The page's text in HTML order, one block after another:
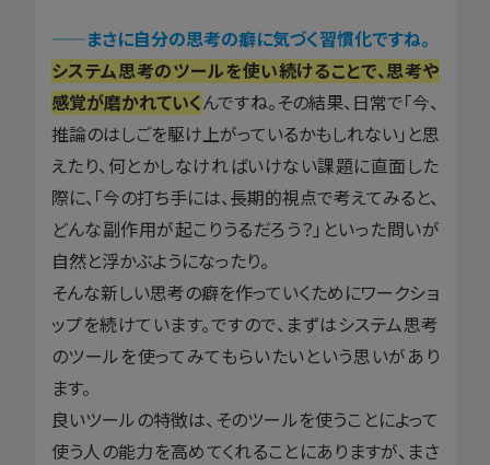
——まさに自分の思考の癖に気づく習慣化ですね。
システム思考のツールを使い続けることで、思考や
感覚が磨かれていくんですね。その結果、日常で「今、
推論のはしごを駆け上がっているかもしれない」と思
えたり、何とかしなければいけない課題に直面した
際に、「今の打ち手には、長期的視点で考えてみると、
どんな副作用が起こりうるだろう？」といった問いが
自然と浮かぶようになったり。
そんな新しい思考の癖を作っていくためにワークショ
ップを続けています。ですので、まずはシステム思考
のツールを使ってみてもらいたいという思いがあり
ます。
良いツールの特徴は、そのツールを使うことによって
使う人の能力を高めてくれることにありますが、まさ